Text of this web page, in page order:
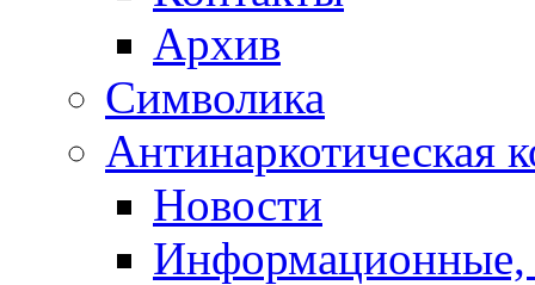
Архив
Символика
Антинаркотическая
Новости
Информационные,